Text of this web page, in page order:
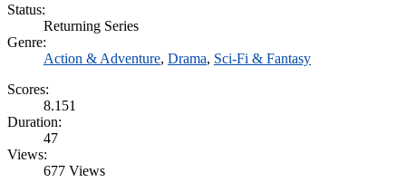
Status:
Returning Series
Genre:
Action & Adventure, Drama, Sci-Fi & Fantasy
Scores:
8.151
Duration:
47
Views:
677 Views